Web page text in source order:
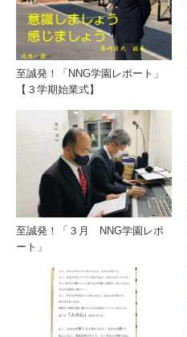
至誠発！「NNG学園レポート」
【３学期始業式】
至誠発！「３月 NNG学園レポ
ート」